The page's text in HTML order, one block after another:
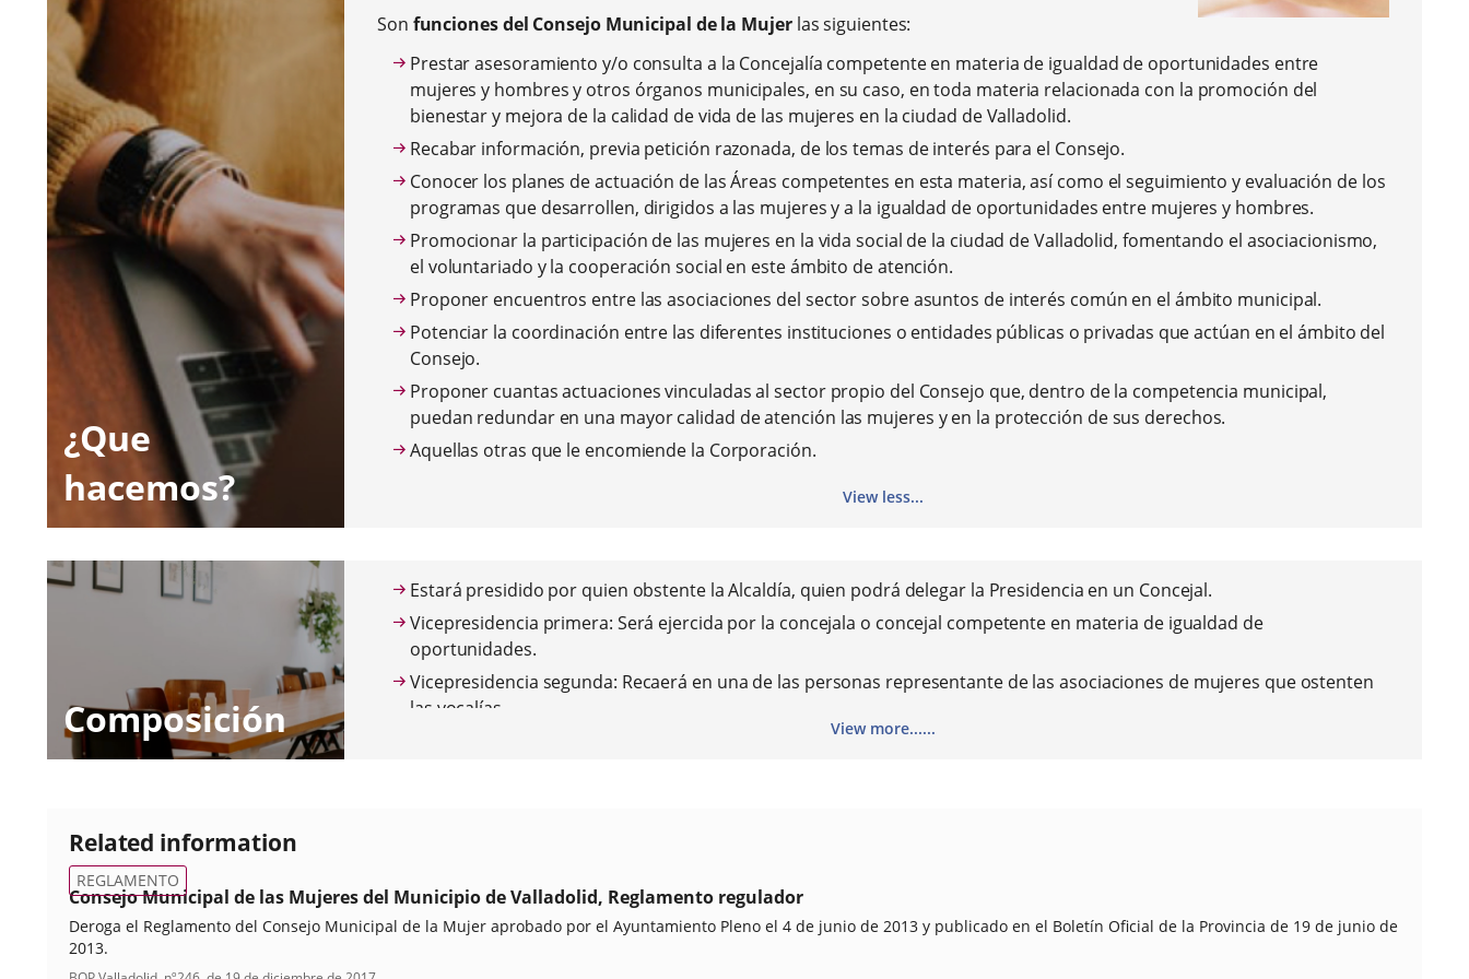
¿Que
hacemos?
Son funciones del Consejo Municipal de la Mujerlas siguientes:
Prestar asesoramiento y/o consulta a la Concejalía competente en materia de igualdad de oportunidades entre
mujeres y hombres y otros órganos municipales, en su caso, en toda materia relacionada con la promoción del
bienestar y mejora de la calidad de vida de las mujeres en la ciudad de Valladolid.
Recabar información, previa petición razonada, de los temas de interés para el Consejo.
Conocer los planes de actuación de las Áreas competentes en esta materia, así como el seguimiento y evaluación de los
programas que desarrollen, dirigidos a las mujeres y a la igualdad de oportunidades entre mujeres y hombres.
Promocionar la participación de las mujeres en la vida social de la ciudad de Valladolid, fomentando el asociacionismo,
el voluntariado y la cooperación social en este ámbito de atención.
Proponer encuentros entre las asociaciones del sector sobre asuntos de interés común en el ámbito municipal.
Potenciar la coordinación entre las diferentes instituciones o entidades públicas o privadas que actúan en el ámbito del
Consejo.
Proponer cuantas actuaciones vinculadas al sector propio del Consejo que, dentro de la competencia municipal,
puedan redundar en una mayor calidad de atención las mujeres y en la protección de sus derechos.
Aquellas otras que le encomiende la Corporación.
View less...
Composición
Estará presidido por quien obstente la Alcaldía, quien podrá delegar la Presidencia en un Concejal.
Vicepresidencia primera: Será ejercida por la concejala o concejal competente en materia de igualdad de
oportunidades.
Vicepresidencia segunda: Recaerá en una de las personas representante de las asociaciones de mujeres que ostenten
las vocalías.
Secretaría: la titularidad de la misma recaerá, mediante su nombramiento, en personal municipal adscrito al área con
oportunidades entre mujeres y hombres.
Una persona en representación de cada uno de los grupos políticos con representación municipal.
View more......
Related information
Consejo Municipal de las Mujeres del Municipio de Valladolid, Reglamento regulador
Deroga el Reglamento del Consejo Municipal de la Mujer aprobado por el Ayuntamiento Pleno el 4 de junio de 2013 y publicado en el Boletín Oficial de la Provincia de 19 de junio de
2013.
REGLAMENTO